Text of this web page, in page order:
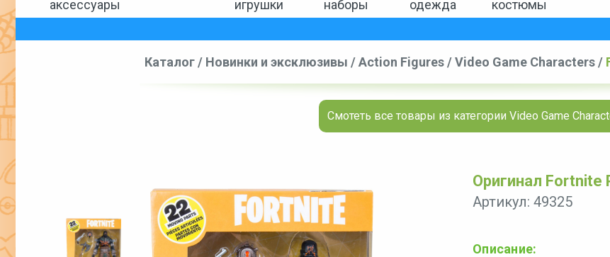
аксессуары
игрушки
наборы
одежда
костюмы
Каталог / Новинки и эксклюзивы /Action Figures /Video Game Characters /
Смотеть все товары из категории Video Game
Оригинал Fortnite
Артикул: 49325
Описание: